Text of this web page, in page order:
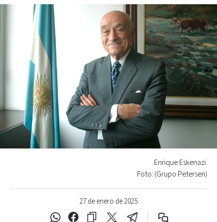
27 de enero de 2025
Enrique Eskenazi.
Foto: (Grupo Petersen)